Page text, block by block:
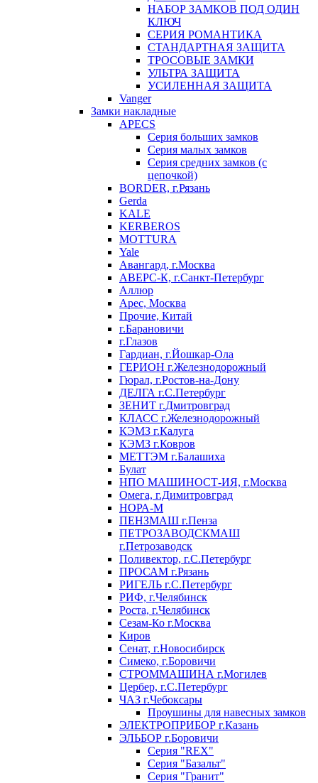
НАБОР ЗАМКОВ ПОД ОДИН
КЛЮЧ
СЕРИЯ РОМАНТИКА
СТАНДАРТНАЯ ЗАЩИТА
ТРОСОВЫЕ ЗАМКИ
УЛЬТРА ЗАЩИТА
УСИЛЕННАЯ ЗАЩИТА
Vanger
Замки накладные
APECS
Серия больших замков
Серия малых замков
Серия средних замков (с
цепочкой)
BORDER, г.Рязань
Gerda
KALE
KERBEROS
MOTTURA
Yale
Авангард, г.Москва
АВЕРС-К, г.Санкт-Петербург
Аллюр
Арес, Москва
Прочие, Китай
г.Барановичи
г.Глазов
Гардиан, г.Йошкар-Ола
ГЕРИОН г.Железнодорожный
Гюрал, г.Ростов-на-Дону
ДЕЛГА г.С.Петербург
ЗЕНИТ г.Дмитровград
КЛАСС г.Железнодорожный
КЭМЗ г.Калуга
КЭМЗ г.Ковров
МЕТТЭМ г.Балашиха
Булат
НПО МАШИНОСТ-ИЯ, г.Москва
Омега, г.Димитровград
НОРА-М
ПЕНЗМАШ г.Пенза
ПЕТРОЗАВОДСКМАШ
г.Петрозаводск
Поливектор, г.С.Петербург
ПРОСАМ г.Рязань
РИГЕЛЬ г.С.Петербург
РИФ, г.Челябинск
Роста, г.Челябинск
Сезам-Ко г.Москва
Киров
Сенат, г.Новосибирск
Симеко, г.Боровичи
СТРОММАШИНА г.Могилев
Цербер, г.С.Петербург
ЧАЗ г.Чебоксары
Проушины для навесных замков
ЭЛЕКТРОПРИБОР г.Казань
ЭЛЬБОР г.Боровичи
Серия "REX"
Серия "Базальт"
Серия "Гранит"